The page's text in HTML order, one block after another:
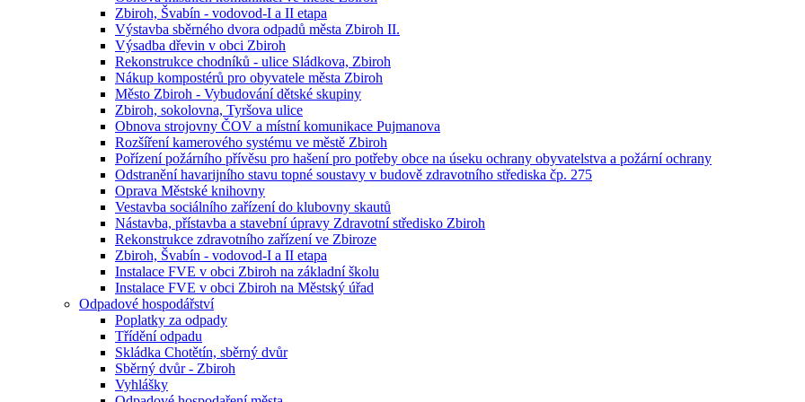
Zbiroh, Švabín - vodovod-I a II etapa
Výstavba sběrného dvora odpadů města Zbiroh II.
Výsadba dřevin v obci Zbiroh
Rekonstrukce chodníků - ulice Sládkova, Zbiroh
Nákup kompostérů pro obyvatele města Zbiroh
Město Zbiroh - Vybudování dětské skupiny
Zbiroh, sokolovna, Tyršova ulice
Obnova strojovny ČOV a místní komunikace Pujmanova
Rozšíření kamerového systému ve městě Zbiroh
Pořízení požárního přívěsu pro hašení pro potřeby obce na úseku ochrany obyvatelstva a požární ochrany
Odstranění havarijního stavu topné soustavy v budově zdravotního střediska čp. 275
Oprava Městské knihovny
Vestavba sociálního zařízení do klubovny skautů
Nástavba, přístavba a stavební úpravy Zdravotní středisko Zbiroh
Rekonstrukce zdravotního zařízení ve Zbiroze
Zbiroh, Švabín - vodovod-I a II etapa
Instalace FVE v obci Zbiroh na základní školu
Instalace FVE v obci Zbiroh na Městský úřad
Odpadové hospodářství
Poplatky za odpady
Třídění odpadu
Skládka Chotětín, sběrný dvůr
Sběrný dvůr - Zbiroh
Vyhlášky